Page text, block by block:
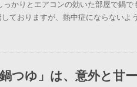
かりとエアコンの効いた部屋で鍋で
ておりますが、熱中症にならないよう
つゆ」は、意外と甘ー